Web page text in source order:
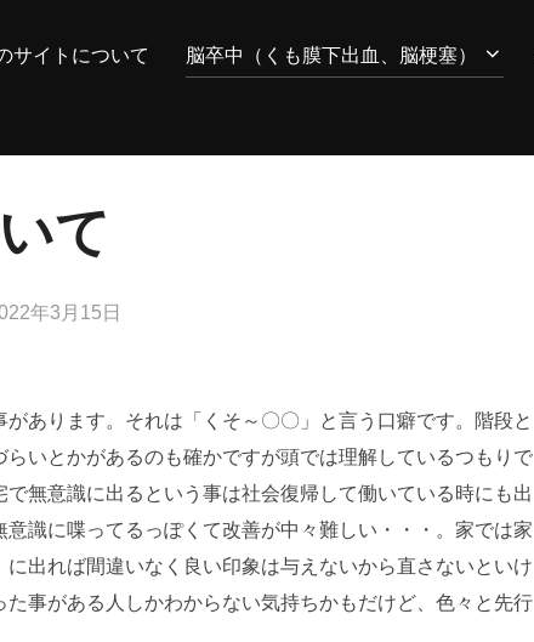
サイトについて 脳卒中（くも膜下出血、脳梗塞）
て
年3月15日
あります。それは「くそ～〇〇」と言う口癖です。階段と
いとかがあるのも確かですが頭では理解しているつもりで
無意識に出るという事は社会復帰して働いている時にも出
識に喋ってるっぽくて改善が中々難しい・・・。家では家
出れば間違いなく良い印象は与えないから直さないといけ
事がある人しかわからない気持ちかもだけど、色々と先行